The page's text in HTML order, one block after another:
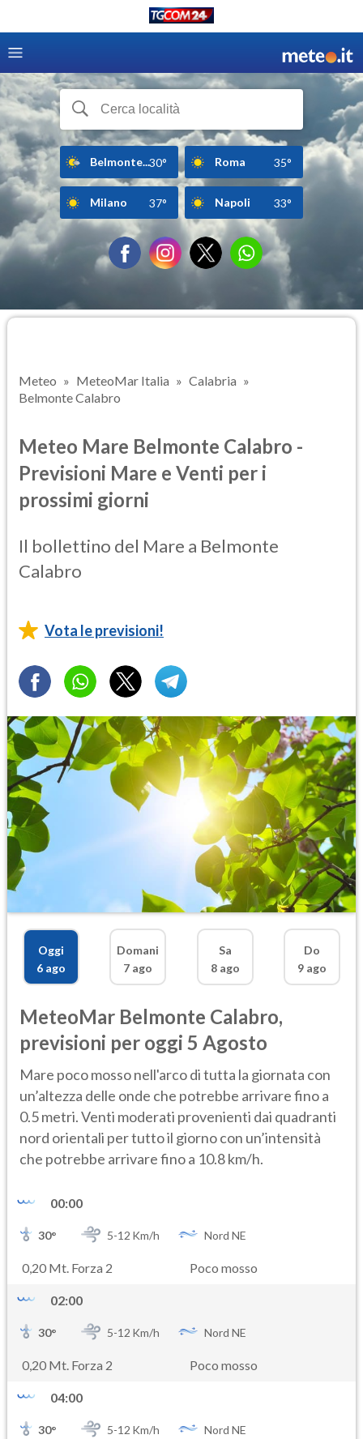
Belmonte...30° Roma 35°
Milano 37° Napoli 33°
Meteo MeteoMar Italia
Calabria
Belmonte Calabro
Meteo Mare Belmonte Calabro -
Previsioni Mare e Venti per i
prossimi giorni
Il bollettino del Mare a Belmonte
Calabro
Vota le previsioni!
Oggi
6 ago
Domani
7 ago
Sa
8 ago
Do
9 ago
MeteoMar Belmonte Calabro,
previsioni per oggi 5 Agosto
Mare poco mosso nell'arco di tutta la giornata con
un’altezza delle onde che potrebbe arrivare fino a
0.5 metri. Venti moderati provenienti dai quadranti
nord orientali per tutto il giorno con un’intensità
che potrebbe arrivare fino a 10.8 km/h.
00:00
30° 5-12 Km/h Nord NE
0,20 Mt. Forza 2 Poco mosso
02:00
30° 5-12 Km/h Nord NE
0,20 Mt. Forza 2 Poco mosso
04:00
30° 5-12 Km/h Nord NE